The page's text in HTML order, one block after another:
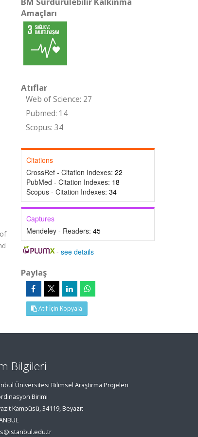
Amaçları
Atıflar
Web of Science: 27
Pubmed: 14
Scopus: 34
Citations
CrossRef - Citation Indexes: 22
PubMed - Citation Indexes: 18
Scopus - Citation Indexes: 34
Captures
Mendeley - Readers: 45
-see details
Paylaş
Atıf İçin Kopyala
Bilgileri
Üniversitesi Bilimsel Araştırma Projeleri
Birimi
Kampüsü, 34119, Beyazıt